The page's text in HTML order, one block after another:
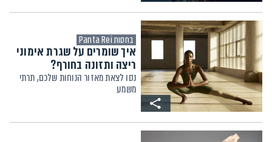
בחסות Panta Rei
איך שומרים על שגרת אימוני
ריצה ותזונה בחורף?
נסו לצאת מאזור הנוחות שלכם, תרתי
משמע